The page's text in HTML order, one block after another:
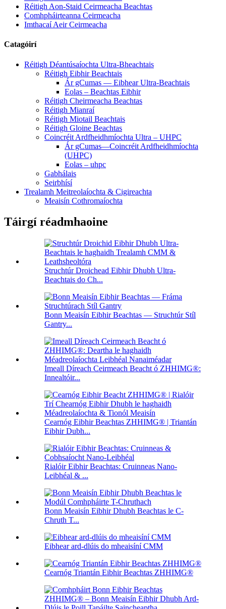
Réitigh Aon-Staid Ceirmeacha Beachtas
Comhpháirteanna Ceirmeacha
Imthacaí Aeir Ceirmeacha
Catagóirí
Réitigh Déantúsaíochta Ultra-Bheachtais
Réitigh Eibhir Beachtais
Ár gCumas — Eibhear Ultra-Beachtais
Eolas – Beachtas Eibhir
Réitigh Cheirmeacha Beachtas
Réitigh Mianraí
Réitigh Miotail Beachtais
Réitigh Gloine Beachtas
Coincréit Ardfheidhmíochta Ultra – UHPC
Ár gCumas—Coincréit Ardfheidhmíochta
(UHPC)
Eolas – uhpc
Gabhálais
Seirbhísí
Trealamh Meitreolaíochta & Cigireachta
Meaisín Cothromaíochta
Táirgí réadmhaoine
Struchtúr Droichead Eibhir Dhubh Ultra-
Beachtais do Ch...
Bonn Meaisín Eibhir Beachtas — Struchtúr Stíl
Gantry...
Imeall Díreach Ceirmeach Beacht ó ZHHIMG®:
Innealtóir...
Cearnóg Eibhir Beachtas ZHHIMG® | Triantán
Eibhir Dubh...
Rialóir Eibhir Beachtas: Cruinneas Nano-
Leibhéal & ...
Bonn Meaisín Eibhir Dhubh Beachtas le C-
Chruth T...
Eibhear ard-dlúis do mheaisíní CMM
Cearnóg Triantán Eibhir Beachtas ZHHIMG®